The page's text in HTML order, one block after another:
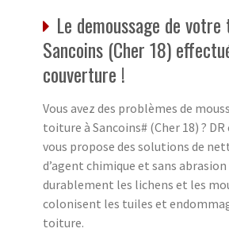
Le demoussage de
Sancoins (Cher 18)
couverture !
Vous avez des problèmes de
toiture à Sancoins# (Cher 18) ?
vous propose des solutions de
d’agent chimique et sans
durablement les lichens et les
colonisent les tuiles et
toiture.